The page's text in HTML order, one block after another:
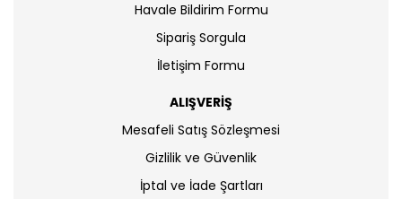
Havale Bildirim Formu
Sipariş Sorgula
İletişim Formu
ALIŞVERİŞ
Mesafeli Satış Sözleşmesi
Gizlilik ve Güvenlik
İptal ve İade Şartları